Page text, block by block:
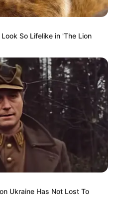
So Lifelike in 'The Lion
Ukraine Has Not Lost To